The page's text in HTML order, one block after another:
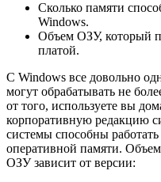
Сколько памяти
Windows.
Объем ОЗУ, который
платой.
С Windows все довольно
могут обрабатывать не
от того, используете вы
корпоративную редакцию
системы способны
оперативной памяти.
ОЗУ зависит от версии: